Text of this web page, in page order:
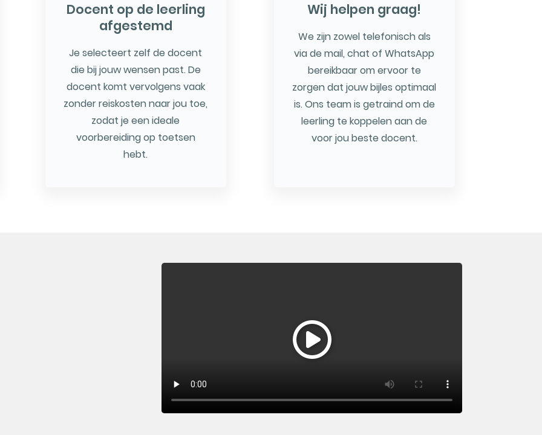
Docent op de leerling
afgestemd
Je selecteert zelf de docent
die bij jouw wensen past. De
docent komt vervolgens vaak
zonder reiskosten naar jou toe,
zodat je een ideale
voorbereiding op toetsen
hebt.
Wij helpen graag!
We zijn zowel telefonisch als
via de mail, chat of WhatsApp
bereikbaar om ervoor te
zorgen dat jouw bijles optimaal
is. Ons team is getraind om de
leerling te koppelen aan de
voor jou beste docent.